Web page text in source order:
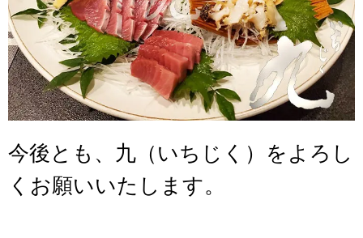
今後とも、九（いちじく）をよろし
くお願いいたします。